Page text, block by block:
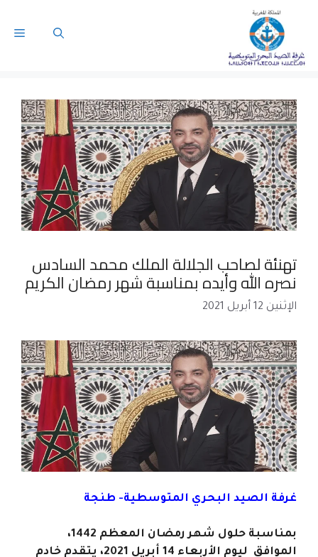
تهنئة لصاحب الجلالة الملك محمد السادس
نصره الله وأيده بمناسبة شهر رمضان الكريم
الإثنين 12 أبريل 2021
غرفة الصيد البحري المتوسطية- طنجة
بمناسبة حلول شهر رمضان المعظم 1442،
الموافق ليوم الأربعاء 14 أبريل 2021، يتقدم خادم